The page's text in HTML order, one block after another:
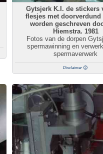
Gytsjerk K.I. de stickers
flesjes met doorverdund
worden geschreven
Hiemstra. 1981
Fotos van de dorpen
spermawinning en
spermaverwerk
Disclaimer